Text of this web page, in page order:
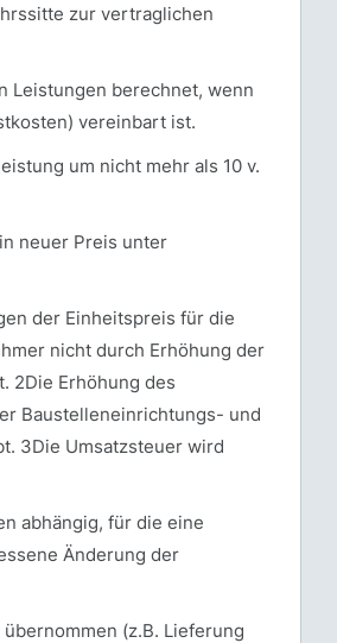
zur vertraglichen
Leistungen berechnet, wenn
vereinbart ist.
um nicht mehr als 10 v.
neuer Preis unter
der Einheitspreis für die
nicht durch Erhöhung der
2Die Erhöhung des
Baustelleneinrichtungs- und
3Die Umsatzsteuer wird
abhängig, für die eine
Änderung der
(z.B. Lieferung